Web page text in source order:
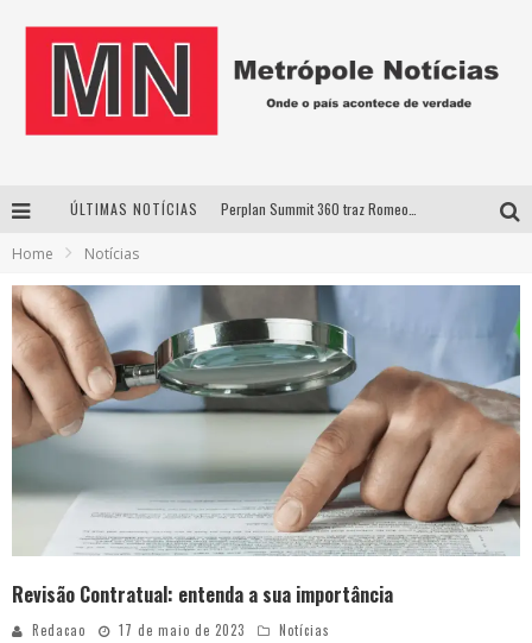
ÚLTIMAS NOTÍCIAS
Home Notícias
Revisão Contratual: entenda a sua importância
Redacao 17 de maio de 2023 Notícias